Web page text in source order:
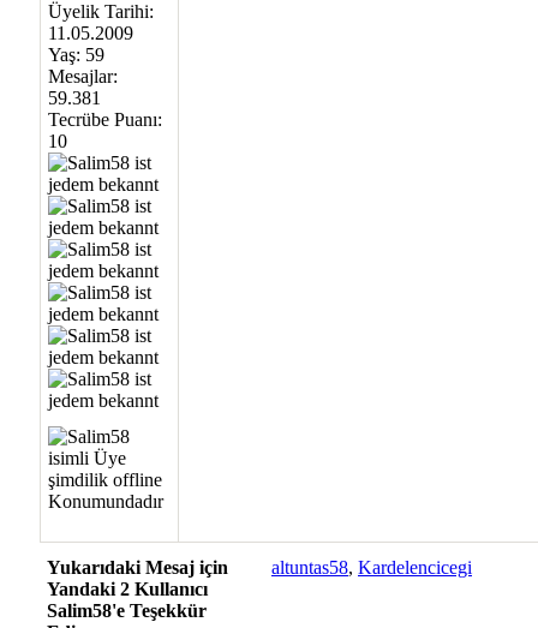
Üyelik Tarihi:
11.05.2009
Yaş: 59
Mesajlar:
59.381
Tecrübe Puanı:
10
Yukarıdaki Mesaj için
Yandaki 2 Kullanıcı
Salim58'e Teşekkür
altuntas58, Kardelencicegi